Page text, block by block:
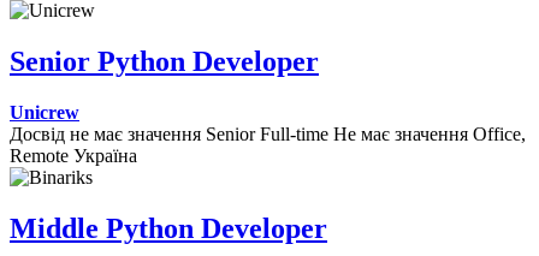
Senior Python Developer
Unicrew
Досвід не має значення Senior Full-time Не має значення Office,
Remote Україна
Middle Python Developer